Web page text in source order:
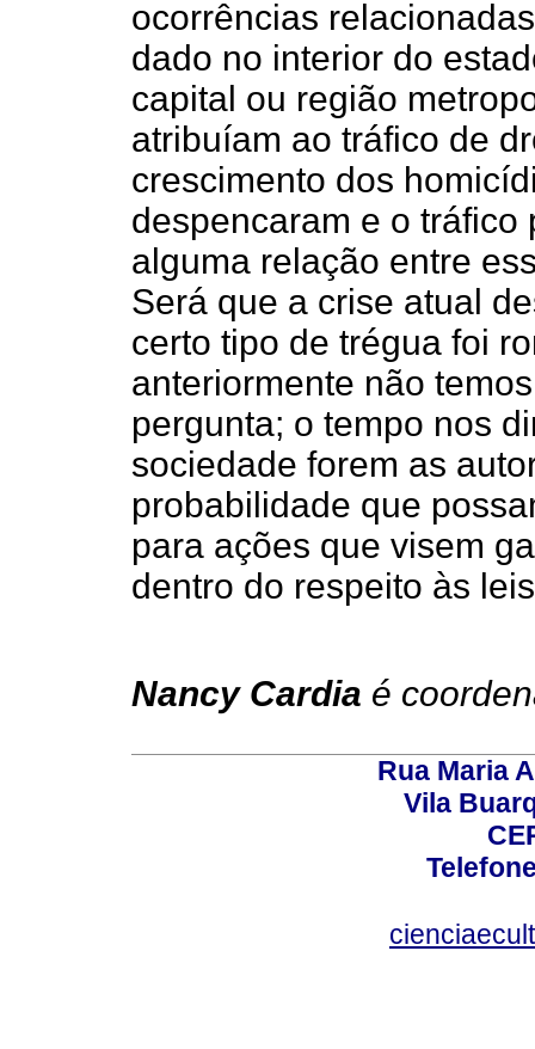
ocorrências
dado no interior do
capital ou região
atribuíam ao tráfico de
crescimento dos
despencaram e o tráfico
alguma relação entre
Será que a crise atual
certo tipo de trégua foi
anteriormente não
pergunta; o tempo nos
sociedade forem as
probabilidade que
para ações que visem
dentro do respeito às
Nancy Cardia é
Rua Maria
Vila